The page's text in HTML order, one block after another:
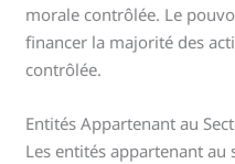
morale contrôlée. Le
financer la majorité des
contrôlée.
Entités Appartenant au
Les entités appartenant